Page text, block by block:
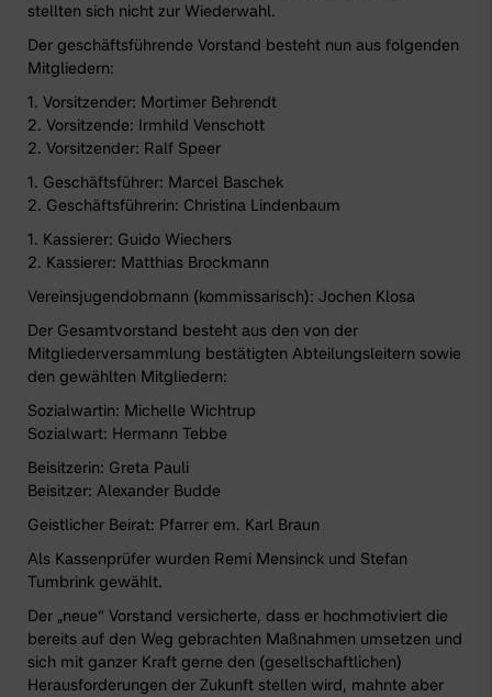
stellten sich nicht zur Wiederwahl.
Der geschäftsführende Vorstand besteht nun aus folgenden
Mitgliedern:
1. Vorsitzender: Mortimer Behrendt
2. Vorsitzende: Irmhild Venschott
2. Vorsitzender: Ralf Speer
1. Geschäftsführer: Marcel Baschek
2. Geschäftsführerin: Christina Lindenbaum
1. Kassierer: Guido Wiechers
2. Kassierer: Matthias Brockmann
Vereinsjugendobmann (kommissarisch): Jochen Klosa
Der Gesamtvorstand besteht aus den von der
Mitgliederversammlung bestätigten Abteilungsleitern sowie
den gewählten Mitgliedern:
Sozialwartin: Michelle Wichtrup
Sozialwart: Hermann Tebbe
Beisitzerin: Greta Pauli
Beisitzer: Alexander Budde
Geistlicher Beirat: Pfarrer em. Karl Braun
Als Kassenprüfer wurden Remi Mensinck und Stefan
Tumbrink gewählt.
Der „neue“ Vorstand versicherte, dass er hochmotiviert die
bereits auf den Weg gebrachten Maßnahmen umsetzen und
sich mit ganzer Kraft gerne den (gesellschaftlichen)
Herausforderungen der Zukunft stellen wird, mahnte aber